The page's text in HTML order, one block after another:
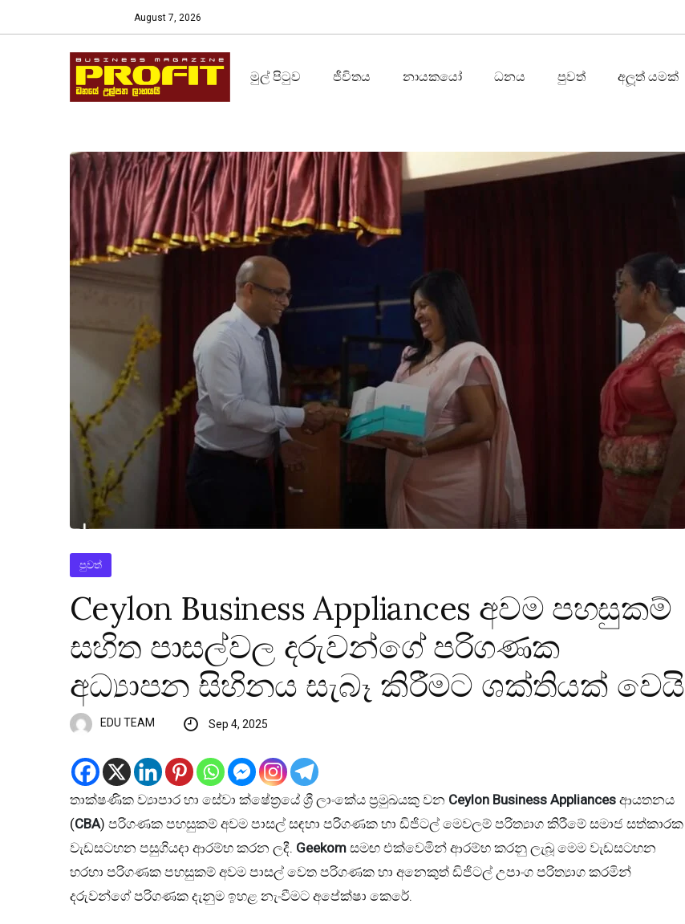
August 7, 2026
මුල් පිටුව ජීවිතය නායකයෝ ධනය පුවත් අලූත් යමක්
පුවත්
Ceylon Business Appliances අවම පහසුකම්
සහිත පාසල්වල දරුවන්ගේ පරිගණක
අධ්‍යාපන සිහිනය සැබෑ කිරීමට ශක්තියක් වෙයි
EDU TEAM Sep 4, 2025
තාක්ෂණික ව්‍යාපාර හා සේවා ක්ෂේත්‍රයේ ශ්‍රී ලාංකේය ප්‍රමුඛයකු වන Ceylon Business Appliances ආයතනය
(CBA) පරිගණක පහසුකම් අවම පාසල් සඳහා පරිගණක හා ඩිජිටල් මෙවලම් පරිත්‍යාග කිරීමේ සමාජ සත්කාරක
වැඩසටහන පසුගියදා ආරම්භ කරන ලදී. Geekom සමඟ එක්වෙමින් ආරම්භ කරනු ලැබූ මෙම වැඩසටහන
හරහා පරිගණක පහසුකම් අවම පාසල් වෙත පරිගණක හා අනෙකුත් ඩිජිටල් උපාංග පරිත්‍යාග කරමින්
දරුවන්ගේ පරිගණක දැනුම ඉහළ නැංවීමට අපේක්ෂා කෙරේ.